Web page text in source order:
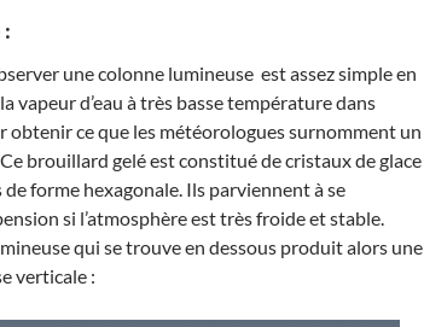
une colonne lumineuse est assez simple en
vapeur d’eau à très basse température dans
obtenir ce que les météorologues surnomment un
brouillard gelé est constitué de cristaux de glace
forme hexagonale. Ils parviennent à se
si l’atmosphère est très froide et stable.
qui se trouve en dessous produit alors une
verticale :